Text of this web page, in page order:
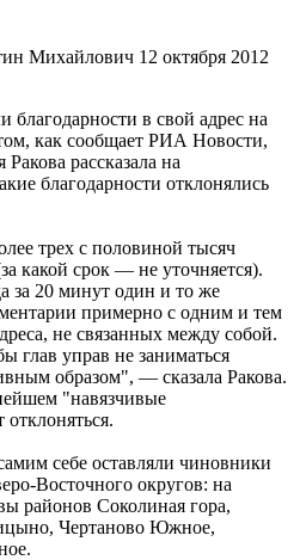
Михайлович 12 октября 2012
в свой адрес на
как сообщает РИА Новости,
рассказала на
благодарности отклонялись
трех с половиной тысяч
какой срок — не уточняется).
за 20 минут один и то же
примерно с одним и тем
не связанных между собой.
глав управ не заниматься
образом", — сказала Ракова.
"навязчивые
отклоняться.
себе оставляли чиновники
Восточного округов: на
районов Соколиная гора,
Чертаново Южное,